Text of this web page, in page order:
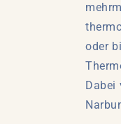
oder
Dabei